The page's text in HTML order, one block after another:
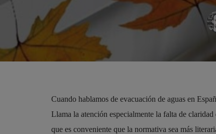
Cuando hablamos de evacuación de aguas en
Llama la atención especialmente la falta de
que es conveniente que la normativa sea más